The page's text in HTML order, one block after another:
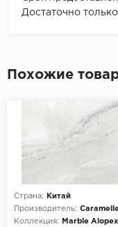
Достаточно
Похожие
Страна:
Китай
Производитель:
Коллекция:
Marble Alopex